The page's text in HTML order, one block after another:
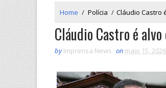
Home / Polícia / Cláudio Castro
Cláudio Castro é
by Imprensa News on maio 15, 2026